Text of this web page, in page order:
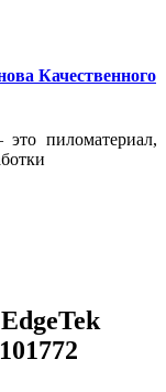
Качественного
пиломатериал,